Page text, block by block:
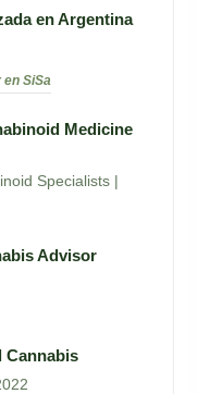
en Argentina
SiSa
Medicine
Specialists |
Advisor
Cannabis